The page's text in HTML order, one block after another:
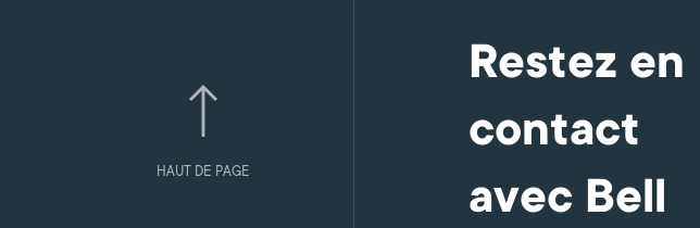
HAUT DE PAGE
Restez en
contact
avec Bell